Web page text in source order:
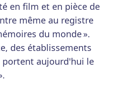
en film et en pièce de
même au registre
du monde ».
des établissements
portent aujourd'hui le